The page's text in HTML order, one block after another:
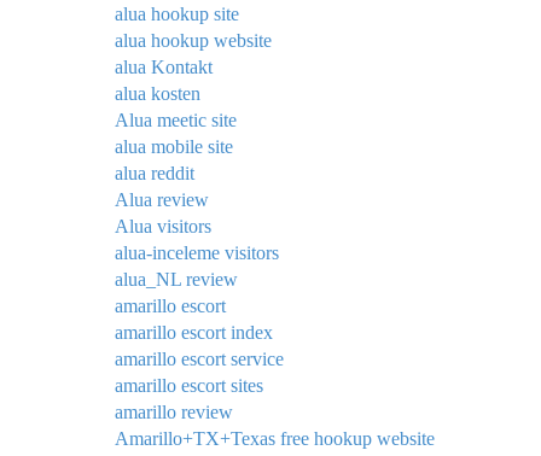
alua hookup site
alua hookup website
alua Kontakt
alua kosten
Alua meetic site
alua mobile site
alua reddit
Alua review
Alua visitors
alua-inceleme visitors
alua_NL review
amarillo escort
amarillo escort index
amarillo escort service
amarillo escort sites
amarillo review
Amarillo+TX+Texas free hookup website